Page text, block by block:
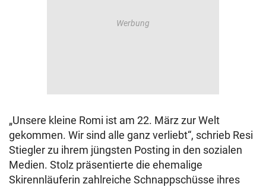
„Unsere kleine Romi ist am 22. März zur Welt
gekommen. Wir sind alle ganz verliebt“, schrieb Resi
Stiegler zu ihrem jüngsten Posting in den sozialen
Medien. Stolz präsentierte die ehemalige
Skirennläuferin zahlreiche Schnappschüsse ihres